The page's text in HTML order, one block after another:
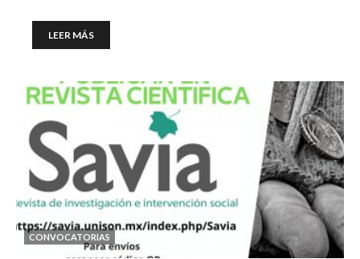
LEER MÁS
CONVOCATORIAS